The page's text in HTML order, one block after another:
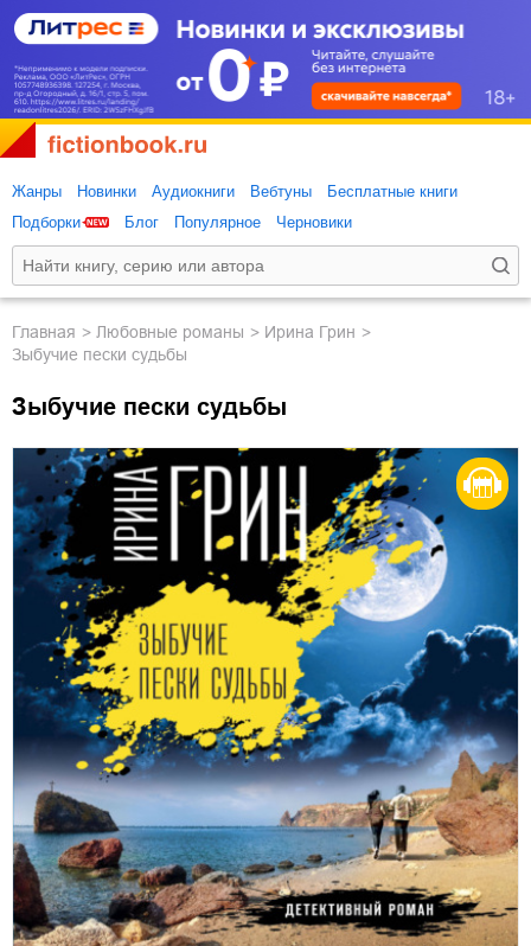
Жанры Новинки Аудиокниги Вебтуны
Бесплатные книги
Подборки
Блог Популярное Черновики
Главная любовные романы
Ирина Грин
Зыбучие пески судьбы
Зыбучие пески судьбы